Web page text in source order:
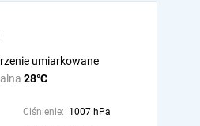
28°C
umiarkowane
Ciśnienie: 1007 hPa